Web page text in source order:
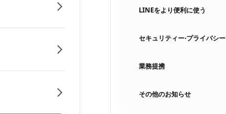
LINEをより便利に使う
セキュリティー⋅プライバシー
業務提携
その他のお知らせ